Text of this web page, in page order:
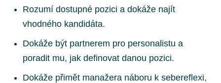
Rozumí dostupné pozici a dokáže najít
vhodného kandidáta.
Dokáže být partnerem pro personalistu a
poradit mu, jak definovat danou pozici.
Dokáže přimět manažera náboru k sebereflexi,